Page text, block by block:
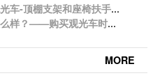
车-顶棚支架和座椅扶手
样？——购买观光车时有
MORE